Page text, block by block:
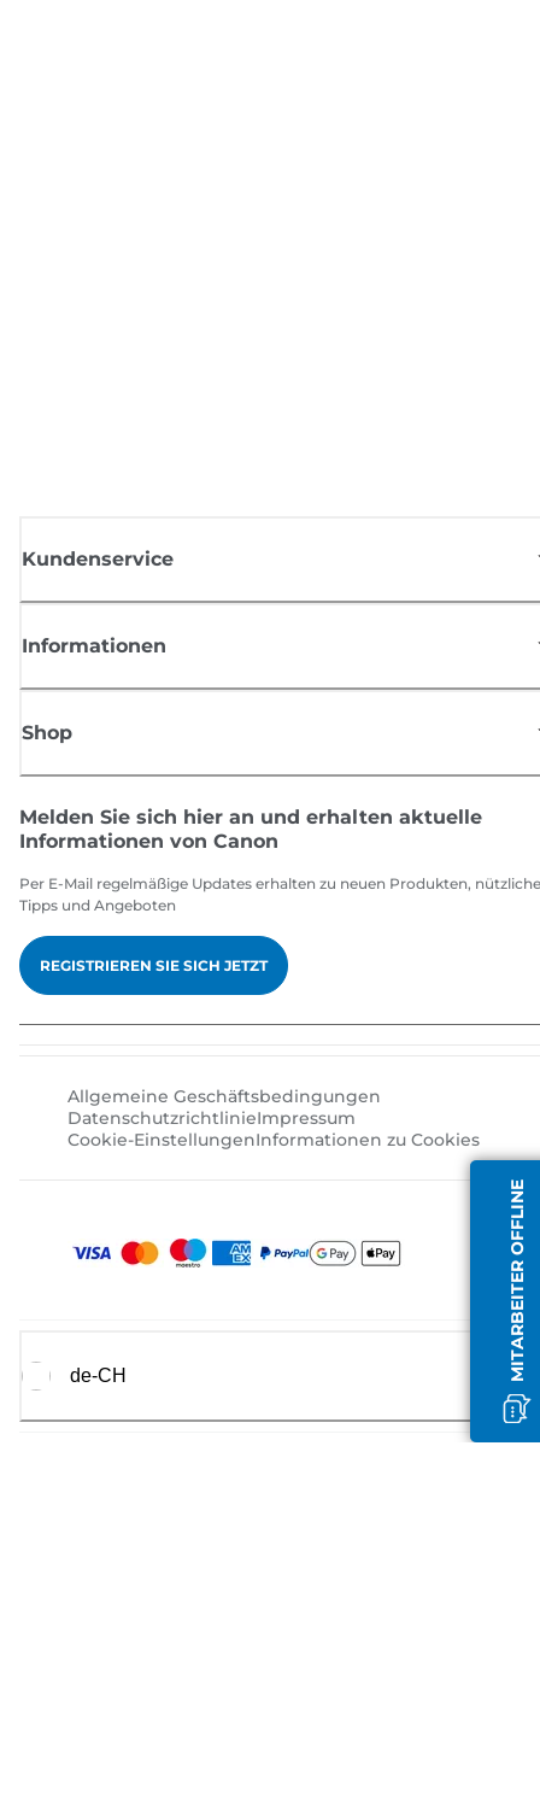
MITARBEITER OFFLINE
Kundenservice
Informationen
Shop
Melden Sie sich hier an und erhalten aktuelle
Informationen von Canon
Per E-Mail regelmäßige Updates erhalten zu neuen Produkten,
Tipps und Angeboten
REGISTRIEREN SIE SICH JETZT
Allgemeine Geschäftsbedingungen
DatenschutzrichtlinieImpressum
Cookie-EinstellungenInformationen zu Cookies
de-CH